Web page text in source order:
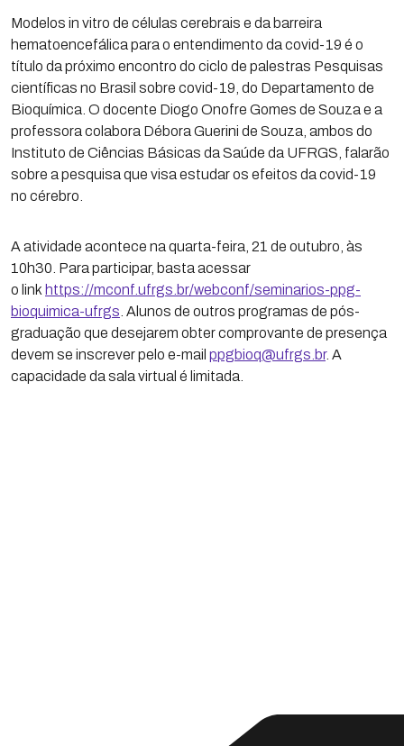
Modelos in vitro de células cerebrais e da barreira
hematoencefálica para o entendimento da covid-19 é o
título da próximo encontro do ciclo de palestras Pesquisas
científicas no Brasil sobre covid-19, do Departamento de
Bioquímica. O docente Diogo Onofre Gomes de Souza e a
professora colabora Débora Guerini de Souza, ambos do
Instituto de Ciências Básicas da Saúde da UFRGS, falarão
sobre a pesquisa que visa estudar os efeitos da covid-19
no cérebro.
A atividade acontece na quarta-feira, 21 de outubro, às
10h30. Para participar, basta acessar
o link https://mconf.ufrgs.br/webconf/seminarios-ppg-
bioquimica-ufrgs . Alunos de outros programas de pós-
graduação que desejarem obter comprovante de presença
devem se inscrever pelo e-mail ppgbioq@ufrgs.br. A
capacidade da sala virtual é limitada.